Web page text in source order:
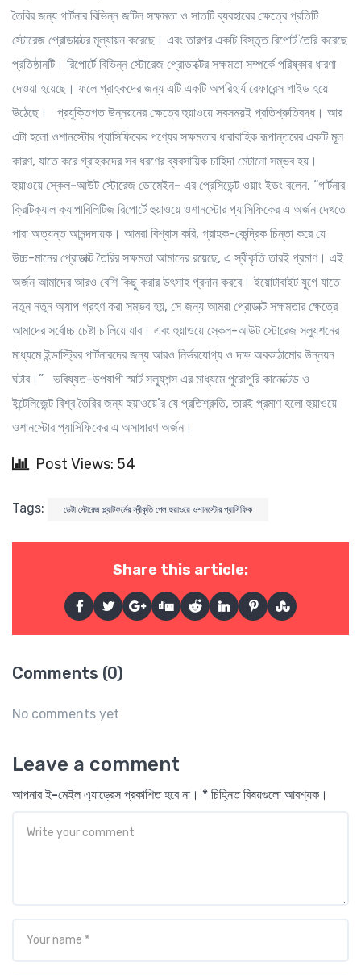
তৈরির জন্য গার্টনার বিভিন্ন জটিল সক্ষমতা ও সাতটি ব্যবহারের ক্ষেত্রে প্রতিটি
স্টোরেজ প্রোডাক্টের মূল্যায়ন করেছে। এবং তারপর একটি বিস্তৃত রিপোর্ট তৈরি করেছে
প্রতিষ্ঠানটি। রিপোর্টে বিভিন্ন স্টোরেজ প্রোডাক্টের সক্ষমতা সম্পর্কে পরিষ্কার ধারণা
দেওয়া হয়েছে। ফলে গ্রাহকদের জন্য এটি একটি অপরিহার্য রেফারেন্স গাইড হয়ে
উঠেছে। প্রযুক্তিগত উন্নয়নের ক্ষেত্রে হুয়াওয়ে সবসময়ই প্রতিশ্রুতিবদ্ধ। আর
এটা হলো ওশানস্টোর প্যাসিফিকের পণ্যের সক্ষমতার ধারাবাহিক রূপান্তরের একটি মূল
কারণ, যাতে করে গ্রাহকদের সব ধরণের ব্যবসায়িক চাহিদা মেটানো সম্ভব হয়।
হুয়াওয়ে স্কেল-আউট স্টোরেজ ডোমেইন- এর প্রেসিডেন্ট ওয়াং ইডং বলেন, “গার্টনার
ক্রিটিক্যাল ক্যাপাবিলিটিজ রিপোর্টে হুয়াওয়ে ওশানস্টোর প্যাসিফিকের এ অর্জন দেখতে
পারা অত্যন্ত আনন্দদায়ক। আমরা বিশ্বাস করি, গ্রাহক-কেন্দ্রিক চিন্তা করে যে
উচ্চ-মানের প্রোডাক্ট তৈরির সক্ষমতা আমাদের রয়েছে, এ স্বীকৃতি তারই প্রমাণ। এই
অর্জন আমাদের আরও বেশি কিছু করার উৎসাহ প্রদান করবে। ইয়োটাবাইট যুগে যাতে
নতুন নতুন অ্যাপ গ্রহণ করা সম্ভব হয়, সে জন্য আমরা প্রোডাক্ট সক্ষমতার ক্ষেত্রে
আমাদের সর্বোচ্চ চেষ্টা চালিয়ে যাব। এবং হুয়াওয়ে স্কেল-আউট স্টোরেজ সল্যুশনের
মাধ্যমে ইন্ডাস্ট্রির পার্টনারদের জন্য আরও নির্ভরযোগ্য ও দক্ষ অবকাঠামোর উন্নয়ন
ঘটাব।” ভবিষ্যত-উপযাগী স্মার্ট সল্যুশন্স এর মাধ্যমে পুরোপুরি কানেক্টেড ও
ইন্টেলিজেন্ট বিশ্ব তৈরির জন্য হুয়াওয়ে’র যে প্রতিশ্রুতি, তারই প্রমাণ হলো হুয়াওয়ে
ওশানস্টোর প্যাসিফিকের এ অসাধারণ অর্জন।
Post Views: 54
Tags: ডেটা স্টোরেজ প্ল্যাটফর্মের স্বীকৃতি পেল হুয়াওয়ে ওশানস্টোর প্যাসিফিক
Share this article:
Comments (0)
No comments yet
Leave a comment
আপনার ই-মেইল এ্যাড্রেস প্রকাশিত হবে না। * চিহ্নিত বিষয়গুলো আবশ্যক।